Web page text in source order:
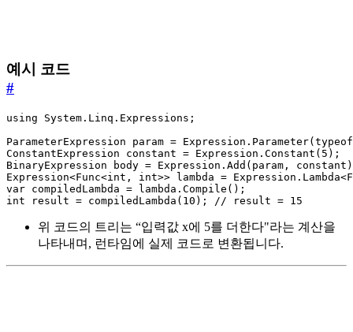
예시 코드
#
int result = compiledLambda(10); // result = 15
위 코드의 트리는 “입력값 x에 5를 더한다"라는 계산을
나타내며, 런타임에 실제 코드로 변환됩니다.